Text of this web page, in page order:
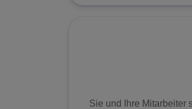
Sie und Ihre Mitarbeiter